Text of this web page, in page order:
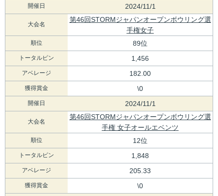
開催日 2024/11/1
大会名
第46回STORMジャパンオープンボウリング選
手権女子
順位 89位
トータルピン 1,456
アベレージ 182.00
獲得賞金 \0
開催日 2024/11/1
大会名
第46回STORMジャパンオープンボウリング選
手権 女子オールエベンツ
順位 12位
トータルピン 1,848
アベレージ 205.33
獲得賞金 \0